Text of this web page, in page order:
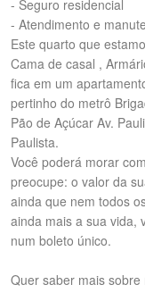
- Seguro residencial
- Atendimento e
Este quarto que
Cama de casal ,
fica em um
pertinho do metrô
Pão de Açúcar Av.
Paulista.
Você poderá morar
preocupe: o valor da
ainda que nem todos
ainda mais a sua vida,
num boleto único.
Quer saber mais sobre